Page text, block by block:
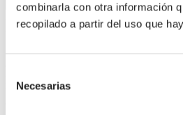
combinarla con otra información
recopilado a partir del uso que
Necesarias
Descargar especificación del producto
Sombreo exterior y protección del
temperatura de la planta. Por la noche